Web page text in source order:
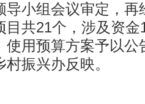
小组会议审定，再
共21个，涉及资
用预算方案予以
振兴办反映。